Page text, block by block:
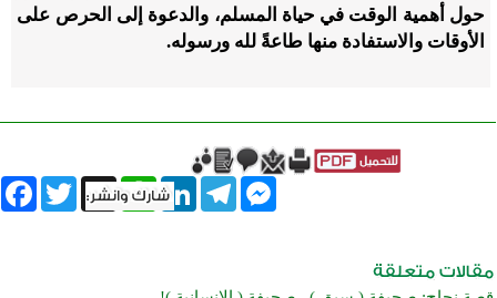
حول أهمية الوقت في حياة المسلم، والدعوة إلى الحرص على
الأوقات والاستفادة منها طاعةً لله ورسوله.
Twitter X
WhatsAppLinkedInTelegram
Messenger